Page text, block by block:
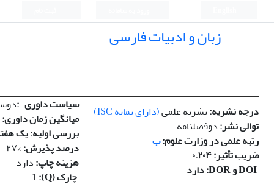
زبان و ادبیات فارسی
درجه نشریه:نشریه علمی(دارای نمایه
توالی نشر:دوفصلنامه
رتبه علمی در وزارت علوم:ب
ضریب تأثیر: ۰.۲۰۴
سیاست داوری :
میانگین زمان داوری:
بررسی اولیه: یک
درصد پذیرش:
هزینه چاپ:دارد
چارک (Q):